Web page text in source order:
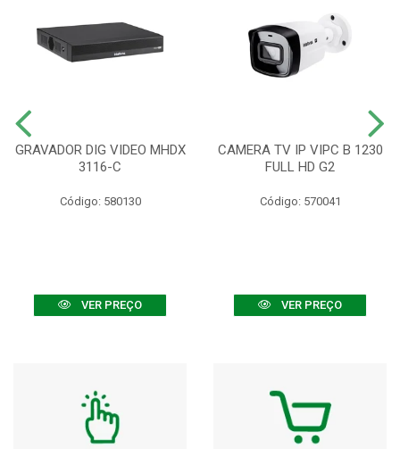
GRAVADOR DIG VIDEO MHDX
3116-C
Código: 580130
VER PREÇO
CAMERA TV IP VIPC B 1230
FULL HD G2
Código: 570041
VER PREÇO